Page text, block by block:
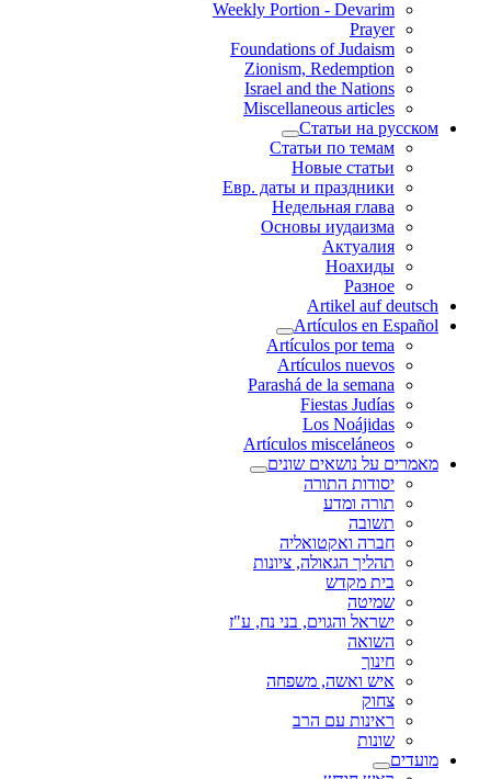
Weekly Portion - Devarim
Prayer
Foundations of Judaism
Zionism, Redemption
Israel and the Nations
Miscellaneous articles
Статьи на русском
Статьи по темам
Новые статьи
Евр. даты и праздники
Недельная глава
Основы иудаизма
Актуалия
Ноахиды
Разное
Artikel auf deutsch
Artículos en Español
Artículos por tema
Artículos nuevos
Parashá de la semana
Fiestas Judías
Los Noájidas
Artículos misceláneos
מאמרים על נושאים שונים
יסודות התורה
תורה ומדע
תשובה
חברה ואקטואליה
תהליך הגאולה, ציונות
בית מקדש
שמיטה
ישראל והגוים, בני נח, ע"ז
השואה
חינוך
איש ואשה, משפחה
צחוק
ראינות עם הרב
שונות
מועדים